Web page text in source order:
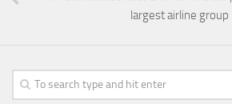
largest airline group